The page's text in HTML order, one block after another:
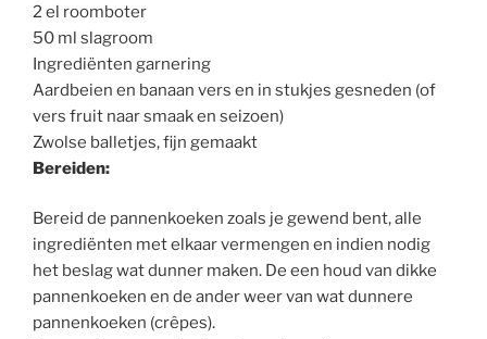
2 el roomboter
50 ml slagroom
Ingrediënten garnering
Aardbeien en banaan vers en in stukjes gesneden (of
vers fruit naar smaak en seizoen)
Zwolse balletjes, fijn gemaakt
Bereiden:
Bereid de pannenkoeken zoals je gewend bent, alle
ingrediënten met elkaar vermengen en indien nodig
het beslag wat dunner maken. De een houd van dikke
pannenkoeken en de ander weer van wat dunnere
pannenkoeken (crêpes).